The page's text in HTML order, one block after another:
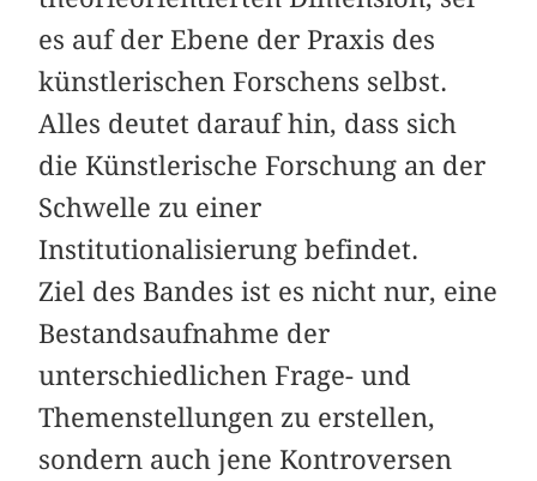
es auf der Ebene der Praxis des
künstlerischen Forschens selbst.
Alles deutet darauf hin, dass sich
die Künstlerische Forschung an der
Schwelle zu einer
Institutionalisierung befindet.
Ziel des Bandes ist es nicht nur, eine
Bestandsaufnahme der
unterschiedlichen Frage- und
Themenstellungen zu erstellen,
sondern auch jene Kontroversen